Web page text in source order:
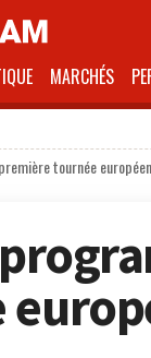
MARCHÉS
tournée